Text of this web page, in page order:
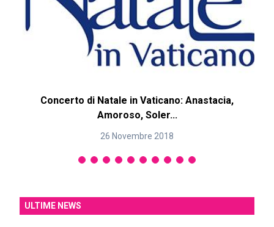
Concerto di Natale in Vaticano: Anastacia,
Amoroso, Soler...
26 Novembre 2018
ULTIME NEWS